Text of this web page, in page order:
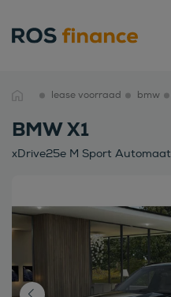
lease voorraad bmw
BMW X1
xDrive25e M Sport Automaat